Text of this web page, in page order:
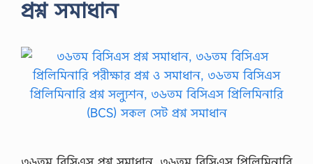
প্রশ্ন সমাধান